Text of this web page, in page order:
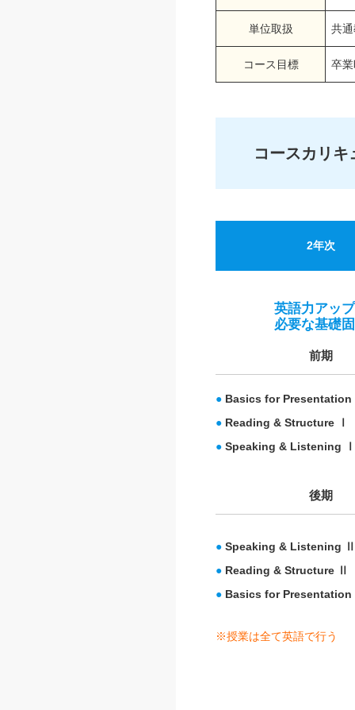
単位取扱 共
コース目標 卒
コースカリキ
2年次
英語力アッ
必要な基礎
前期
● Basics for
● Reading & Structure Ⅰ
● Speaking & Listening Ⅰ
後期
● Speaking & Listening Ⅱ
● Reading & Structure Ⅱ
● Basics for
※授業は全て英語で行う